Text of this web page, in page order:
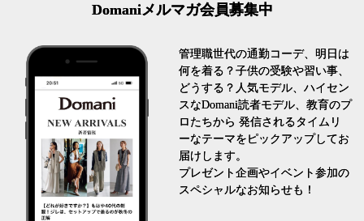
Domaniメルマガ会員募集中
管理職世代の通勤コーデ、明日は
何を着る？子供の受験や習い事、
どうする？人気モデル、ハイセン
スなDomani読者モデル、教育のプ
ロたちから 発信されるタイムリ
ーなテーマをピックアップしてお
届けします。
プレゼント企画やイベント参加の
スペシャルなお知らせも！